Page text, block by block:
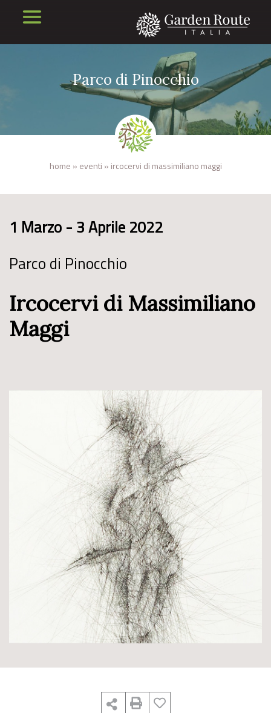
Parco di Pinocchio
home » eventi » ircocervi di massimiliano maggi
1 Marzo - 3 Aprile 2022
Parco di Pinocchio
Ircocervi di Massimiliano
Maggi